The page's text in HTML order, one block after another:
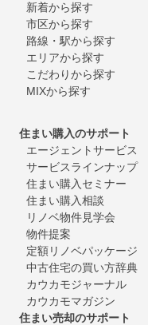
新着から探す
市区から探す
路線・駅から探す
エリアから探す
こだわりから探す
MIXから探す
住まい購入のサポート
エージェントサービス
サービスラインナップ
住まい購入セミナー
住まい購入相談
リノベ物件見学会
物件提案
定額リノベパッケージ
中古住宅の買い方辞典
カウカモジャーナル
カウカモマガジン
住まい売却のサポート